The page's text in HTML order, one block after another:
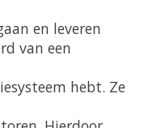
en leveren
van een
hebt. Ze